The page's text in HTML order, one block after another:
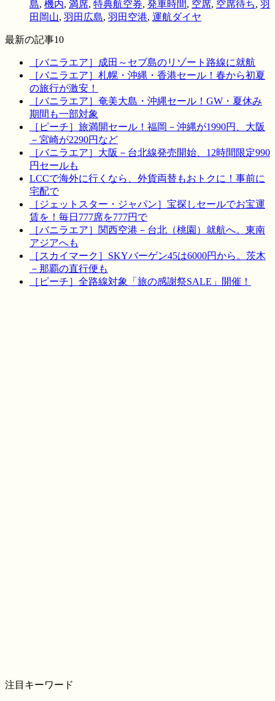
島, 機内, 満席, 特典航空券, 発車時間, 空席, 空席待ち, 羽
田岡山, 羽田広島, 羽田空港, 運航ダイヤ
最新の記事10
［バニラエア］成田～セブ島のリゾート路線に就航
［バニラエア］札幌・沖縄・香港セール！春から初夏
の旅行が激安！
［バニラエア］奄美大島・沖縄セール！GW・夏休み
期間も一部対象
［ピーチ］旅満開セール！福岡－沖縄が1990円、大阪
－宮崎が2290円など
［バニラエア］大阪－台北線発売開始、12時間限定990
円セールも
LCCで海外に行くなら、外貨両替もおトクに！事前に
宅配で
［ジェットスター・ジャパン］宝探しセールでお宝運
賃を！毎日777席を777円で
［バニラエア］関西空港－台北（桃園）就航へ。東南
アジアへも
［スカイマーク］SKYバーゲン45は6000円から。茨木
－那覇の直行便も
［ピーチ］全路線対象「旅の感謝祭SALE」開催！
注目キーワード